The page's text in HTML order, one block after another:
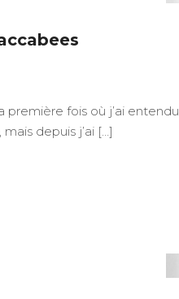
première fois où j’ai entendu
depuis j’ai […]